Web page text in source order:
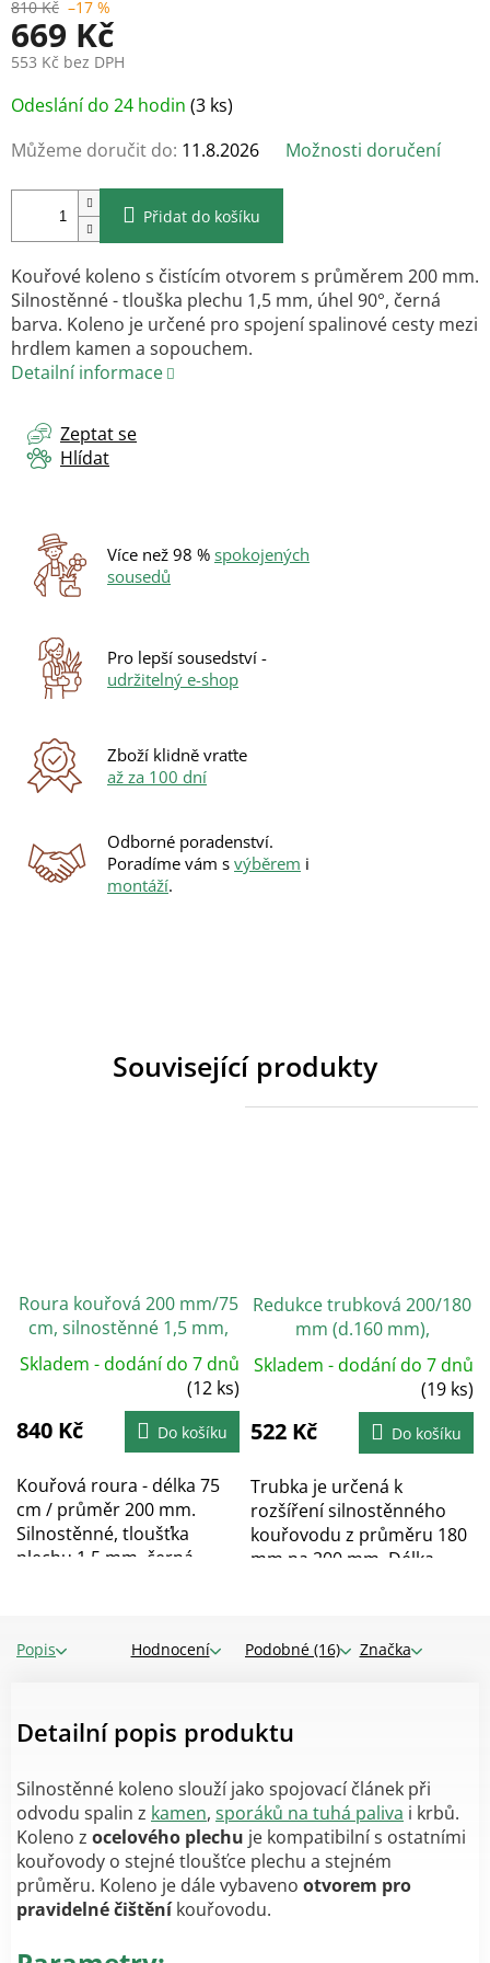
810 Kč –17 %
669 Kč
553 Kč bez DPH
Měrná
cena:
Odeslání do 24 hodin (3 ks)
Můžeme doručit do: 11.8.2026 Možnosti doručení
Přidat do košíku
Kouřové koleno s čistícím otvorem s průměrem 200 mm.
Silnostěnné - tlouška plechu 1,5 mm, úhel 90°, černá
barva. Koleno je určené pro spojení spalinové cesty mezi
hrdlem kamen a sopouchem.
Detailní informace
Zeptat se
Hlídat
Více než 98 % spokojených
sousedů
Pro lepší sousedství -
udržitelný e-shop
Zboží klidně vraťte
až za 100 dní
Odborné poradenství.
Poradíme vám s výběrem i
montáží.
Související produkty
Roura kouřová 200 mm/75
cm, silnostěnné 1,5 mm,
černá
Skladem - dodání do 7 dnů
(12 ks)
840 Kč Do košíku
Kouřová roura - délka 75
cm / průměr 200 mm.
Silnostěnné, tloušťka
plechu 1,5 mm, černá...
Redukce trubková 200/180
mm (d.160 mm),
silnostěnné 1,5 mm, černá
Skladem - dodání do 7 dnů
(19 ks)
522 Kč Do košíku
Trubka je určená k
rozšíření silnostěnného
kouřovodu z průměru 180
mm na 200 mm. Délka...
Popis Podobné (16)
Hodnocení Značka
Detailní popis produktu
Silnostěnné koleno slouží jako spojovací článek při
odvodu spalin z kamen, sporáků na tuhá paliva i krbů.
Koleno z ocelového plechu je kompatibilní s ostatními
kouřovody o stejné tloušťce plechu a stejném
průměru. Koleno je dále vybaveno otvorem pro
pravidelné čištěníkouřovodu.